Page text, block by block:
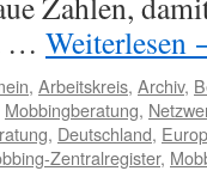
… Weiterlesen
, Arbeitskreis, Archiv,
Mobbingberatung,
, Deutschland,
Zentralregister,